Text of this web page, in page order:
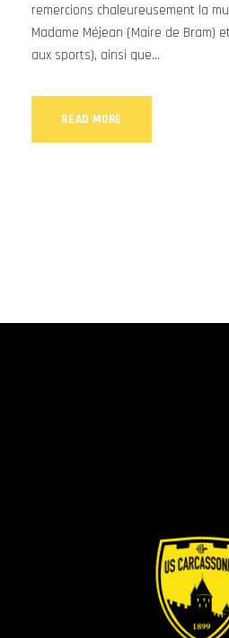
remercions chaleureusement la
Madame Méjean (Maire de Bram)
aux sports), ainsi que...
READ MORE